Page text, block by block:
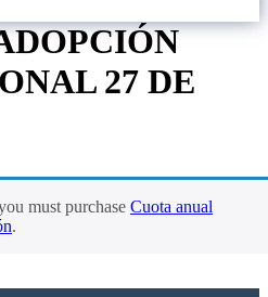
27 DE
must purchase Cuota anual
.